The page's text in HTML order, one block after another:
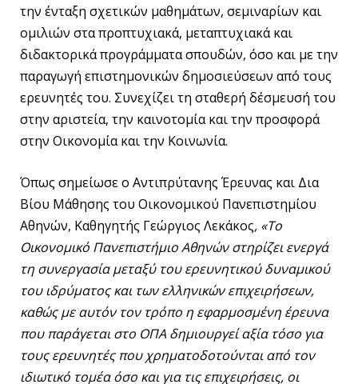
την ένταξη σχετικών μαθημάτων, σεμιναρίων και
ομιλιών στα προπτυχιακά, μεταπτυχιακά και
διδακτορικά προγράμματα σπουδών, όσο και με την
παραγωγή επιστημονικών δημοσιεύσεων από τους
ερευνητές του. Συνεχίζει τη σταθερή δέσμευσή του
στην αριστεία, την καινοτομία και την προσφορά
στην Οικονομία και την Κοινωνία.
Όπως σημείωσε ο Αντιπρύτανης Έρευνας και Δια
Βίου Μάθησης του Οικονομικού Πανεπιστημίου
Αθηνών, Καθηγητής Γεώργιος Λεκάκος, «Το
Οικονομικό Πανεπιστήμιο Αθηνών στηρίζει ενεργά
τη συνεργασία μεταξύ του ερευνητικού δυναμικού
του ιδρύματος και των ελληνικών επιχειρήσεων,
καθώς με αυτόν τον τρόπο η εφαρμοσμένη έρευνα
που παράγεται στο ΟΠΑ δημιουργεί αξία τόσο για
τους ερευνητές που χρηματοδοτούνται από τον
ιδιωτικό τομέα όσο και για τις επιχειρήσεις, οι